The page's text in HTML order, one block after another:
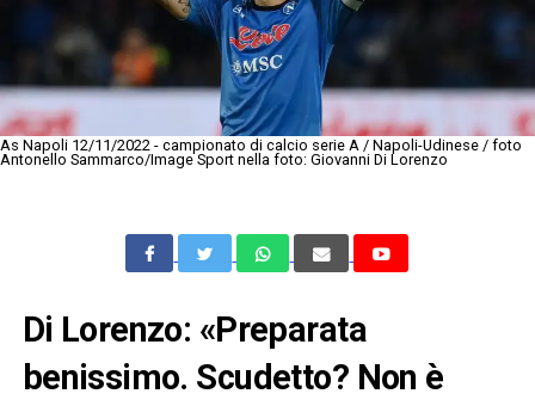
As Napoli 12/11/2022 - campionato di calcio serie A / Napoli-Udinese / foto
Antonello Sammarco/Image Sport nella foto: Giovanni Di Lorenzo
Di Lorenzo: «Preparata
benissimo. Scudetto? Non è